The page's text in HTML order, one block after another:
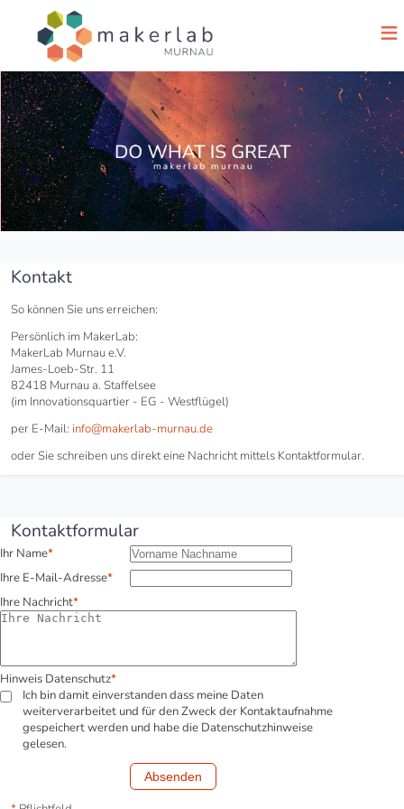
≡
Kontakt
So können Sie uns erreichen:
Persönlich im MakerLab:
MakerLab Murnau e.V.
James-Loeb-Str. 11
82418 Murnau a. Staffelsee
(im Innovationsquartier - EG - Westflügel)
per E-Mail: info@makerlab-murnau.de
oder Sie schreiben uns direkt eine Nachricht mittels Kontaktformular.
Kontaktformular
Pflichtfeld
Ihr Name*
Pflichtfeld
Ihre E-Mail-Adresse*
Pflichtfeld
Ihre Nachricht*
Pflichtfeld
Hinweis Datenschutz*
Ich bin damit einverstanden dass meine Daten
weiterverarbeitet und für den Zweck der Kontaktaufnahme
gespeichert werden und habe die Datenschutzhinweise
gelesen.
Absenden